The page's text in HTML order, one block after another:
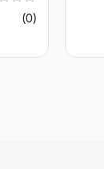
אין
ביקורות
(0)